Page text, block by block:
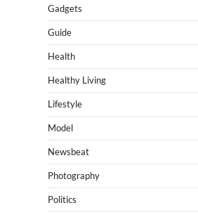
Gadgets
Guide
Health
Healthy Living
Lifestyle
Model
Newsbeat
Photography
Politics